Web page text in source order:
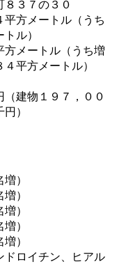
８３７の３０
平方メートル（うち
ル）
方メートル（うち増
平方メートル）
（建物１９７，００
）
）
）
）
）
）
ドロイチン、ヒアル